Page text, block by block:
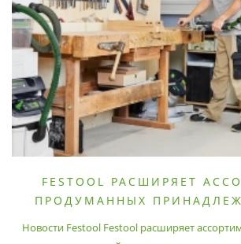
FESTOOL РАСШИРЯЕТ
ПРОДУМАННЫХ
Новости Festool Festool расширяет